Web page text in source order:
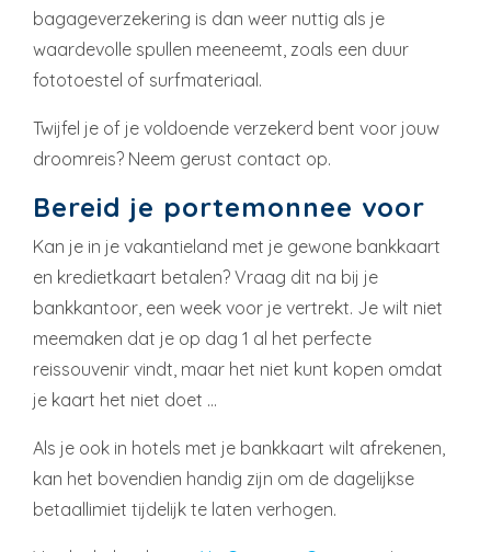
bagageverzekering is dan weer nuttig als je
waardevolle spullen meeneemt, zoals een duur
fototoestel of surfmateriaal.
Twijfel je of je voldoende verzekerd bent voor jouw
droomreis? Neem gerust contact op.
Bereid je portemonnee voor
Kan je in je vakantieland met je gewone bankkaart
en kredietkaart betalen? Vraag dit na bij je
bankkantoor, een week voor je vertrekt. Je wilt niet
meemaken dat je op dag 1 al het perfecte
reissouvenir vindt, maar het niet kunt kopen omdat
je kaart het niet doet …
Als je ook in hotels met je bankkaart wilt afrekenen,
kan het bovendien handig zijn om de dagelijkse
betaallimiet tijdelijk te laten verhogen.